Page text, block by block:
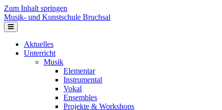
Zum Inhalt springen
Musik- und Kunstschule Bruchsal
Navigation
Aktuelles
Unterricht
Musik
Elementar
Instrumental
Vokal
Ensembles
Projekte & Workshops